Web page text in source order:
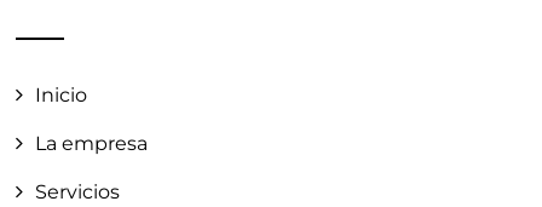
Inicio
La empresa
Servicios